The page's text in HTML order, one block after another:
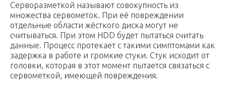
Серворазметкой называют совокупность из
множества сервометок. При её повреждении
отдельные области жёсткого диска могут не
считываться. При этом HDD будет пытаться считать
данные. Процесс протекает с такими симптомами как
задержка в работе и громкие стуки. Стук исходит от
головки, которая в этот момент пытается связаться с
сервометкой, имеющей повреждения.